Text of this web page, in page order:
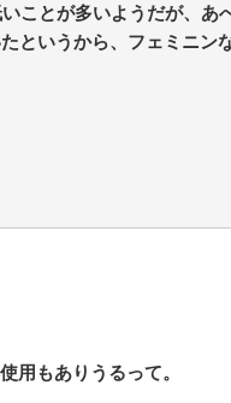
ことが多いようだが、あ
というから、フェミニン
用もありうるって。